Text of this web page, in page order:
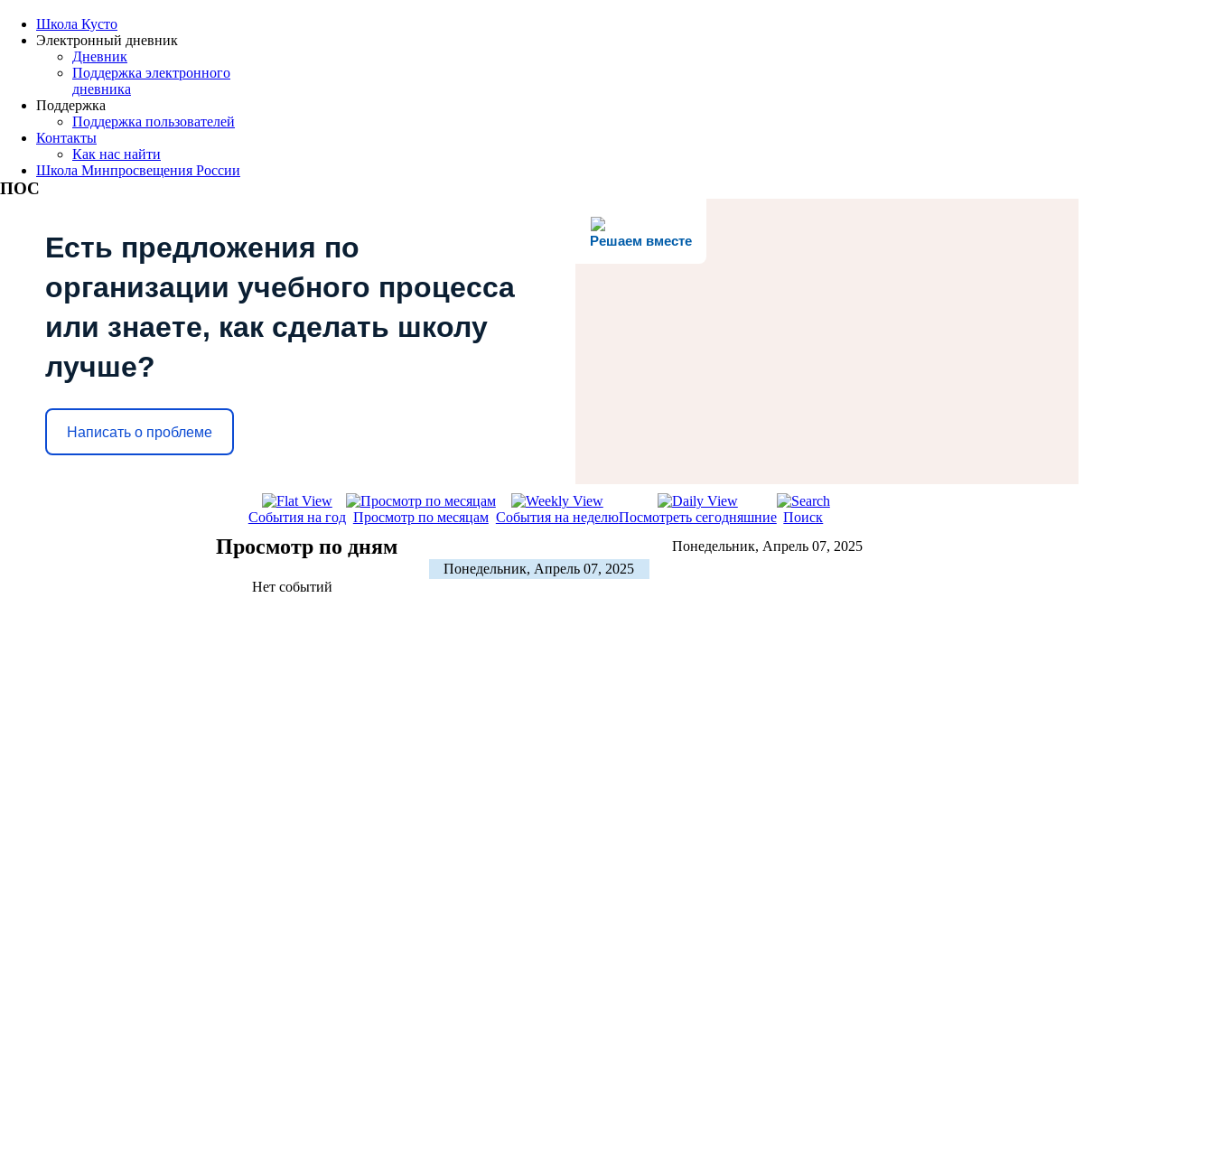
Школа Кусто
Электронный дневник
Дневник
Поддержка электронного
дневника
Поддержка
Поддержка пользователей
Контакты
Как нас найти
Школа Минпросвещения России
ПОС
Решаем вместе
Есть предложения по
организации учебного процесса
или знаете, как сделать школу
лучше?
Написать о проблеме
События на год Просмотр по месяцам События на неделюПосмотреть сегодняшние Поиск
Просмотр по дням
Понедельник, Апрель 07, 2025
Понедельник, Апрель 07, 2025
Нет событий